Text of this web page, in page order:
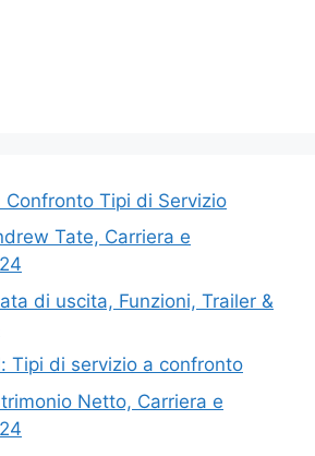
Confronto Tipi di Servizio
Tate, Carriera e
di uscita, Funzioni, Trailer &
Tipi di servizio a confronto
Netto, Carriera e